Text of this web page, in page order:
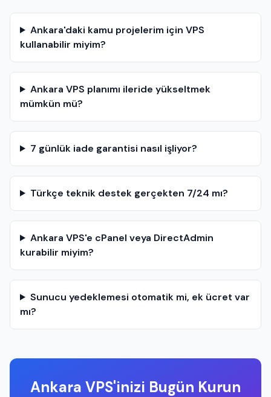
Ankara'daki kamu projelerim için VPS
kullanabilir miyim?
Ankara VPS planımı ileride yükseltmek
mümkün mü?
7 günlük iade garantisi nasıl işliyor?
Türkçe teknik destek gerçekten 7/24 mı?
Ankara VPS'e cPanel veya DirectAdmin
kurabilir miyim?
Sunucu yedeklemesi otomatik mi, ek ücret var
mı?
Ankara VPS'inizi Bugün Kurun